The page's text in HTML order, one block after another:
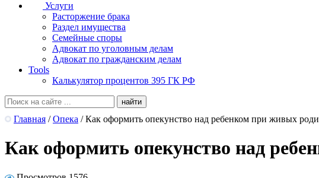
Услуги
Расторжение брака
Раздел имущества
Семейные споры
Адвокат по уголовным делам
Адвокат по гражданским делам
Tools
Калькулятор процентов 395 ГК РФ
Главная / Опека / Как оформить опекунство над ребенком при живых
Как оформить опекунство над